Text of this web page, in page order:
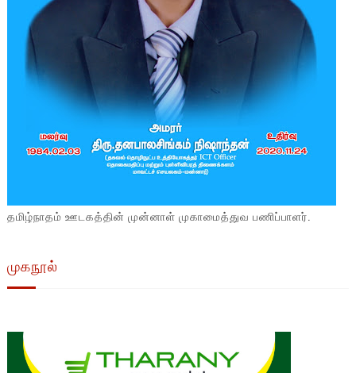
தமிழ்நாதம் ஊடகத்தின் முன்னாள் முகாமைத்துவ பணிப்பாளர்.
முகநூல்